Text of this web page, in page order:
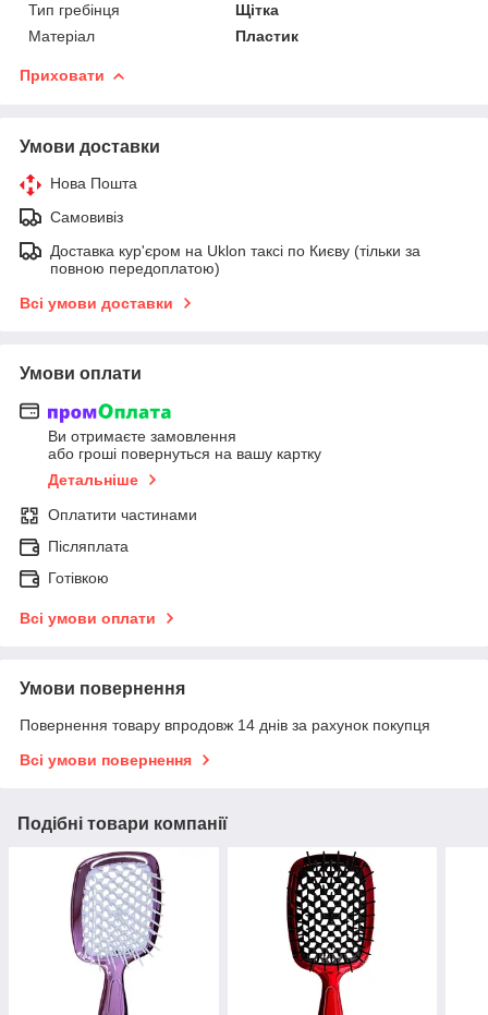
Тип гребінця
Щітка
Матеріал
Пластик
Приховати
Умови доставки
Нова Пошта
Самовивіз
Доставка кур'єром на Uklon таксі по Києву (тільки за
повною передоплатою)
Всі умови доставки
Умови оплати
Ви отримаєте замовлення
або гроші повернуться на вашу картку
Детальніше
Оплатити частинами
Післяплата
Готівкою
Всі умови оплати
Умови повернення
Повернення товару впродовж 14 днів за рахунок покупця
Всі умови повернення
Подібні товари компанії